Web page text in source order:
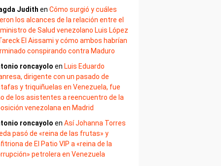
Judith enCómo surgió y cuáles
los alcances de la relación entre el
de Salud venezolano Luis López
El Aissami y cómo ambos habrían
conspirando contra Maduro
roncayolo en Luis Eduardo
dirigente con un pasado de
y triquiñuelas en Venezuela, fue
de los asistentes a reencuentro de la
venezolana en Madrid
roncayolo enAsí Johanna Torres
pasó de «reina de las frutas» y
de El Patio VIP a «reina de la
petrolera en Venezuela